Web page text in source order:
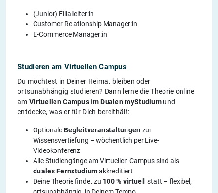
(Junior) Filialleiter:in
Customer Relationship Manager:in
E-Commerce Manager:in
Studieren am Virtuellen Campus
Du möchtest in Deiner Heimat bleiben oder
ortsunabhängig studieren? Dann lerne die Theorie online
am Virtuellen Campus im Dualen myStudium und
entdecke, was er für Dich bereithält:
OptionaleBegleitveranstaltungen zur
Wissensvertiefung – wöchentlich per Live-
Videokonferenz
Alle Studiengänge am Virtuellen Campus sind als
duales Fernstudiumakkreditiert
Deine Theorie findet zu 100 % virtuell
statt – flexibel,